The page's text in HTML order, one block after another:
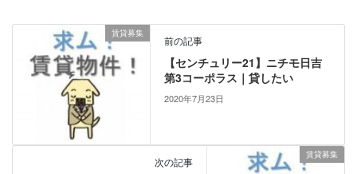
賃貸募集
前の記事
【センチュリー21】ニチモ日吉
第3コーポラス｜貸したい
2020年7月23日
賃貸募集
次の記事